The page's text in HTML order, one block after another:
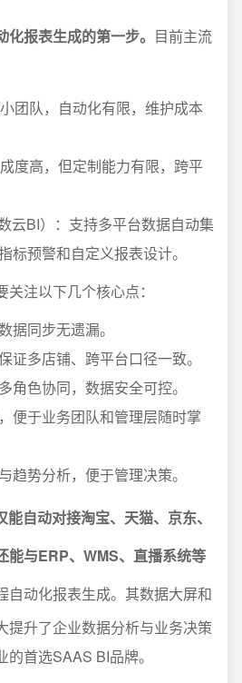
报表生成的第一步。 目前主流
团队，自动化有限，维护成本
度高，但定制能力有限，跨平
云BI）：支持多平台数据自动集
标预警和自定义报表设计。
注以下几个核心点：
据同步无遗漏。
证多店铺、跨平台口径一致。
角色协同，数据安全可控。
便于业务团队和管理层随时掌
趋势分析，便于管理决策。
能自动对接淘宝、天猫、京东、
能与ERP、WMS、直播系统等
自动化报表生成。其数据大屏和
提升了企业数据分析与业务决策
首选SAAS BI品牌。